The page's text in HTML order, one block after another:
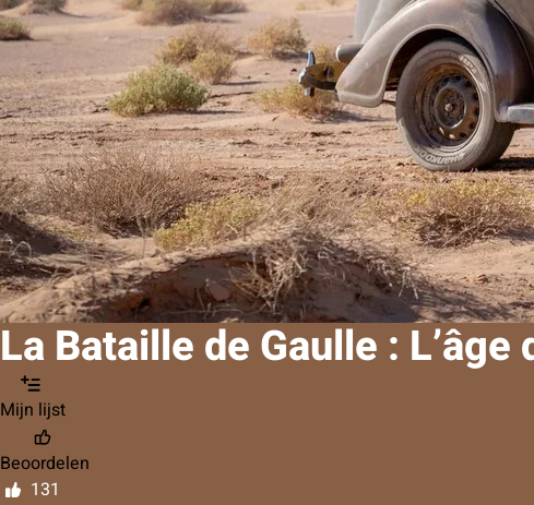
La Bataille de Gaulle : L’âge
Mijn lijst
Beoordelen
131